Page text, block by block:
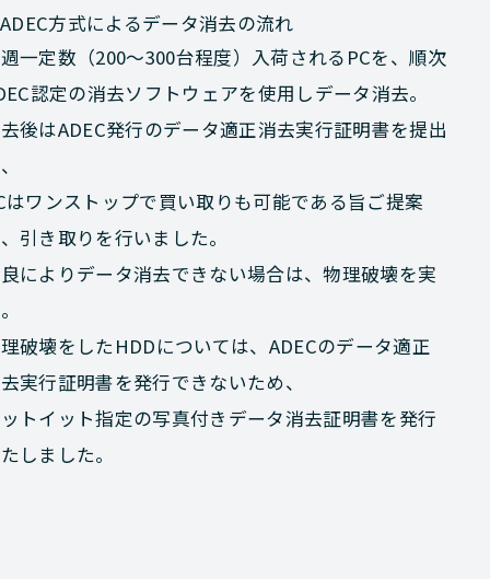
ADEC方式によるデータ消去の流れ
一定数（200～300台程度）入荷されるPCを、順次
認定の消去ソフトウェアを使用しデータ消去。
後はADEC発行のデータ適正消去実行証明書を提出
はワンストップで買い取りも可能である旨ご提案
引き取りを行いました。
によりデータ消去できない場合は、物理破壊を実
破壊をしたHDDについては、ADECのデータ適正
実行証明書を発行できないため、
トイット指定の写真付きデータ消去証明書を発行
しました。